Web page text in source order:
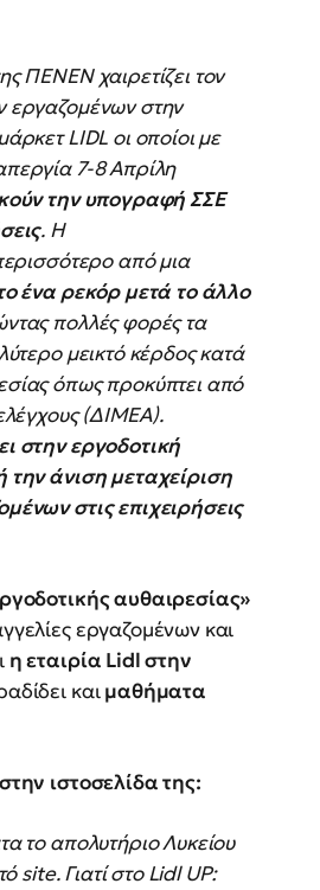
ΠΕΝΕΝ χαιρετίζει τον
εργαζομένων στην
LIDL οι οποίοι με
7-8 Απρίλη
την υπογραφή ΣΣΕ
. Η
από μια
ένα ρεκόρ μετά το άλλο
πολλές φορές τα
μεικτό κέρδος κατά
όπως προκύπτει από
(ΔΙΜΕΑ).
στην εργοδοτική
άνιση μεταχείριση
στις επιχειρήσεις
αυθαιρεσίας»
εργαζομένων και
η εταιρία Lidl στην
καιμαθήματα
ιστοσελίδα της:
το απολυτήριο Λυκείου
site. Γιατί στο Lidl UP: